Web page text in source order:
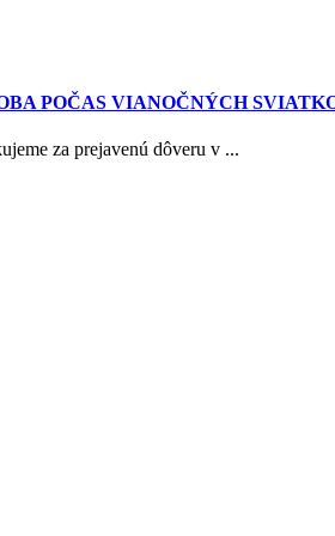
POČAS VIANOČNÝCH
za prejavenú dôveru v ...